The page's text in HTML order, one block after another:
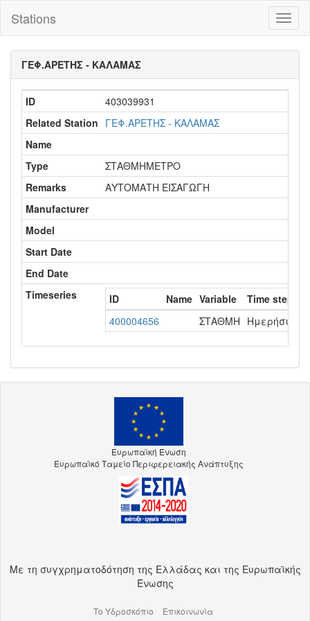
Stations
ΓΕΦ.ΑΡΕΤΗΣ - ΚΑΛΑΜΑΣ
ID
403039931
Related Station ΓΕΦ.ΑΡΕΤΗΣ - ΚΑΛΑΜΑΣ
Name
Type
ΣΤΑΘΜΗΜΕΤΡΟ
Remarks
ΑΥΤΟΜΑΤΗ ΕΙΣΑΓΩΓΗ
Manufacturer
Model
Start Date
End Date
Timeseries
ID Name Variable
Time step
400004656
ΣΤΑΘΜΗ Ημερήσια -
Ευρωπαϊκή Ένωση
Ευρωπαϊκό Ταμείο Περιφερειακής Ανάπτυξης
Με τη συγχρηματοδότηση της Ελλάδας και της Ευρωπαϊκής
Ένωσης
Το Υδροσκόπιο Επικοινωνία